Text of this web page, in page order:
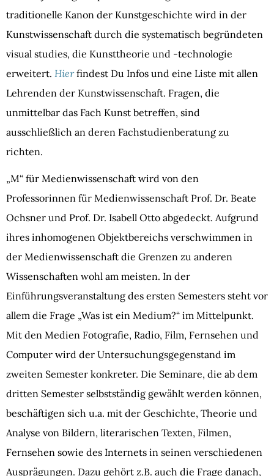
traditionelle Kanon der Kunstgeschichte wird in der
Kunstwissenschaft durch die systematisch begründeten
visual studies, die Kunsttheorie und -technologie
erweitert. Hierfindest Du Infos und eine Liste mit allen
Lehrenden der Kunstwissenschaft. Fragen, die
unmittelbar das Fach Kunst betreffen, sind
ausschließlich an deren Fachstudienberatung zu
richten.
„M“ für Medienwissenschaft wird von den
Professorinnen für Medienwissenschaft Prof. Dr. Beate
Ochsner und Prof. Dr. Isabell Otto abgedeckt. Aufgrund
ihres inhomogenen Objektbereichs verschwimmen in
der Medienwissenschaft die Grenzen zu anderen
Wissenschaften wohl am meisten. In der
Einführungsveranstaltung des ersten Semesters steht vor
allem die Frage „Was ist ein Medium?“ im Mittelpunkt.
Mit den Medien Fotografie, Radio, Film, Fernsehen und
Computer wird der Untersuchungsgegenstand im
zweiten Semester konkreter. Die Seminare, die ab dem
dritten Semester selbstständig gewählt werden können,
beschäftigen sich u.a. mit der Geschichte, Theorie und
Analyse von Bildern, literarischen Texten, Filmen,
Fernsehen sowie des Internets in seinen verschiedenen
Ausprägungen. Dazu gehört z.B. auch die Frage danach,